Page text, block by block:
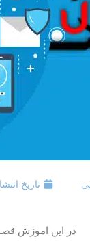
تاریخ
در این اموزش